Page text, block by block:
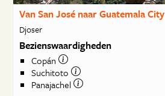
Van San José naar Guatemala City
Djoser
Bezienswaardigheden
Copán
Suchitoto
Panajachel